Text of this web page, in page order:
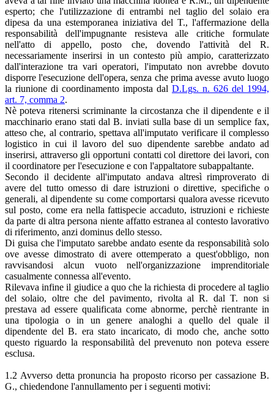
esperto; che l'utilizzazione di entrambi nel taglio del solaio era
dipesa da una estemporanea iniziativa del T., l'affermazione della
responsabilità dell'impugnante resisteva alle critiche formulate
nell'atto di appello, posto che, dovendo l'attività del R.
necessariamente inserirsi in un contesto più ampio, caratterizzato
dall'interazione tra vari operatori, l'imputato non avrebbe dovuto
disporre l'esecuzione dell'opera, senza che prima avesse avuto luogo
la riunione di coordinamento imposta dal D.Lgs. n. 626 del 1994,
art. 7, comma 2.
Nè poteva ritenersi scriminante la circostanza che il dipendente e il
macchinario erano stati dal B. inviati sulla base di un semplice fax,
atteso che, al contrario, spettava all'imputato verificare il complesso
logistico in cui il lavoro del suo dipendente sarebbe andato ad
inserirsi, attraverso gli opportuni contatti col direttore dei lavori, con
il coordinatore per l'esecuzione e con l'appaltatore subappaltante.
Secondo il decidente all'imputato andava altresì rimproverato di
avere del tutto omesso di dare istruzioni o direttive, specifiche o
generali, al dipendente su come comportarsi qualora avesse ricevuto
sul posto, come era nella fattispecie accaduto, istruzioni e richieste
da parte di altra persona niente affatto estranea al contesto lavorativo
di riferimento, anzi dominus dello stesso.
Di guisa che l'imputato sarebbe andato esente da responsabilità solo
ove avesse dimostrato di avere ottemperato a quest'obbligo, non
ravvisandosi alcun vuoto nell'organizzazione imprenditoriale
casualmente connessa all'evento.
Rilevava infine il giudice a quo che la richiesta di procedere al taglio
del solaio, oltre che del pavimento, rivolta al R. dal T. non si
prestava ad essere qualificata come abnorme, perchè rientrante in
una tipologia o in un genere analoghi a quello del quale il
dipendente del B. era stato incaricato, di modo che, anche sotto
questo riguardo la responsabilità del prevenuto non poteva essere
esclusa.
1.2 Avverso detta pronuncia ha proposto ricorso per cassazione B.
G., chiedendone l'annullamento per i seguenti motivi: